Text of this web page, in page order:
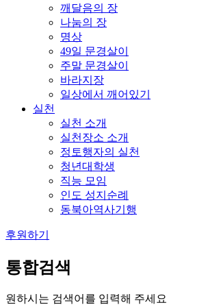
깨달음의 장
나눔의 장
명상
49일 문경살이
주말 문경살이
바라지장
일상에서 깨어있기
실천
실천 소개
실천장소 소개
정토행자의 실천
청년대학생
직능 모임
인도 성지순례
동북아역사기행
후원하기
통합검색
원하시는 검색어를 입력해 주세요